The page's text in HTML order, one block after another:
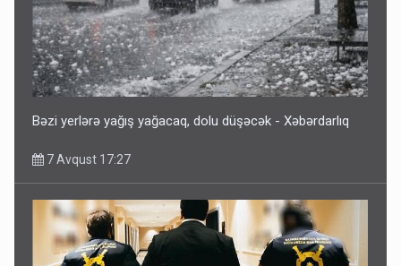
Bəzi yerlərə yağış yağacaq, dolu düşəcək - Xəbərdarlıq
7 Avqust 17:27